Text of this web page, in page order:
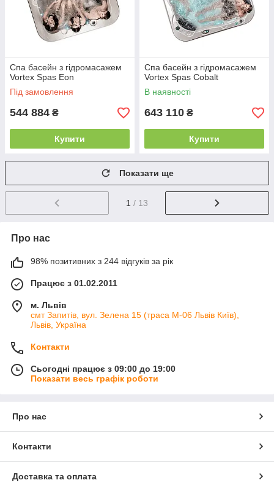
Спа басейн з гідромасажем
Vortex Spas Eon
Під замовлення
544 884 ₴
Купити
Спа басейн з гідромасажем
Vortex Spas Cobalt
В наявності
643 110 ₴
Купити
Показати ще
1 / 13
Про нас
98% позитивних з 244 відгуків за рік
Працює з 01.02.2011
м. Львів
смт Запитів, вул. Зелена 15 (траса М-06 Львів Київ),
Львів, Україна
Контакти
Сьогодні працює з 09:00 до 19:00
Показати весь графік роботи
Про нас
Контакти
Доставка та оплата